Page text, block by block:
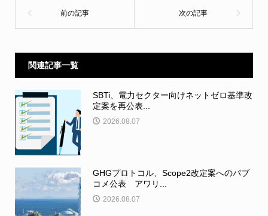
関連記事一覧
SBTi、電力セクター向けネットゼロ基準改
定案を再公表...
2026.08.07
GHGプロトコル、Scope2改定案へのパブ
コメ公表 アワリ...
2026.08.07